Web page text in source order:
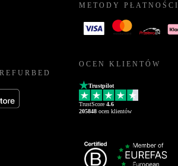
METODY PŁATNOŚCI
OCEN KLIENTÓW
Trustpilot
TrustScore 4.6
205848 ocen klientów